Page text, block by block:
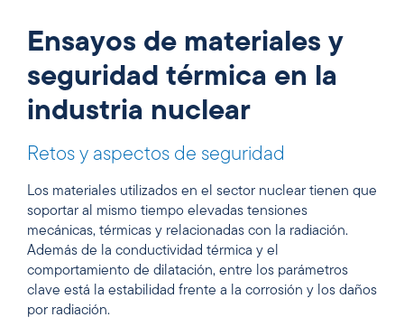
Ensayos de materiales y
seguridad térmica en la
industria nuclear
Retos y aspectos de seguridad
Los materiales utilizados en el sector nuclear tienen que
soportar al mismo tiempo elevadas tensiones
mecánicas, térmicas y relacionadas con la radiación.
Además de la conductividad térmica y el
comportamiento de dilatación, entre los parámetros
clave está la estabilidad frente a la corrosión y los daños
por radiación.